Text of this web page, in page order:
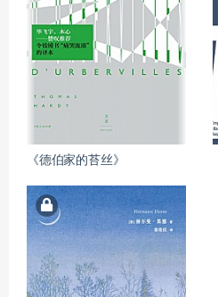
《德伯家的苔丝》